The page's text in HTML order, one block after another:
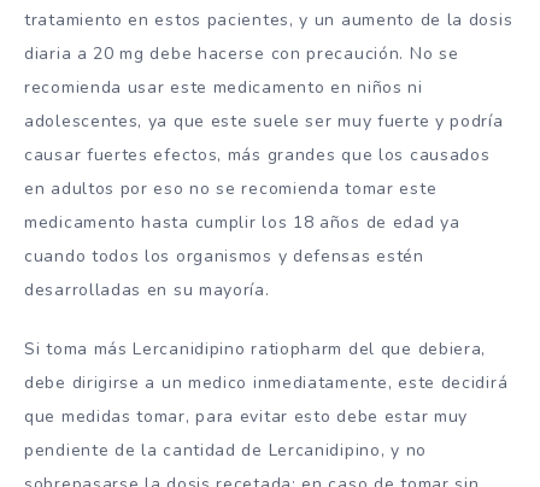
tratamiento en estos pacientes, y un aumento de la dosis
diaria a 20 mg debe hacerse con precaución. No se
recomienda usar este medicamento en niños ni
adolescentes, ya que este suele ser muy fuerte y podría
causar fuertes efectos, más grandes que los causados
en adultos por eso no se recomienda tomar este
medicamento hasta cumplir los 18 años de edad ya
cuando todos los organismos y defensas estén
desarrolladas en su mayoría.
Si toma más Lercanidipino ratiopharm del que debiera,
debe dirigirse a un medico inmediatamente, este decidirá
que medidas tomar, para evitar esto debe estar muy
pendiente de la cantidad de Lercanidipino, y no